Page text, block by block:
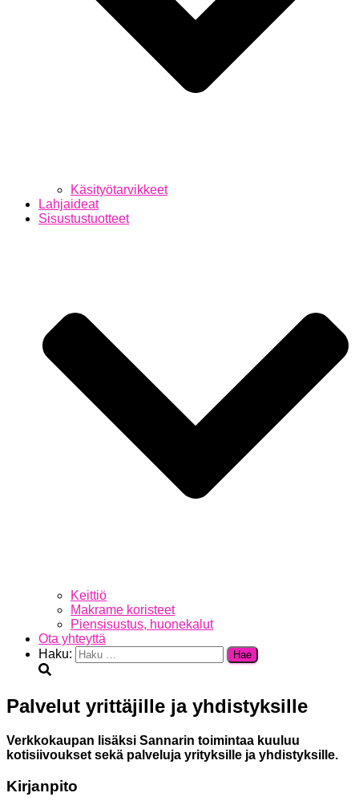
Käsityötarvikkeet
Lahjaideat
Sisustustuotteet
Keittiö
Makrame koristeet
Piensisustus, huonekalut
Ota yhteyttä
Haku:
Palvelut yrittäjille ja yhdistyksille
Verkkokaupan lisäksi Sannarin toimintaa kuuluu
kotisiivoukset sekä palveluja yrityksille ja yhdistyksille.
Kirjanpito